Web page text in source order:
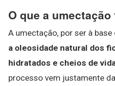
O que a
A umectação, por ser à
a oleosidade natural dos
hidratados e cheios de
processo vem justamente